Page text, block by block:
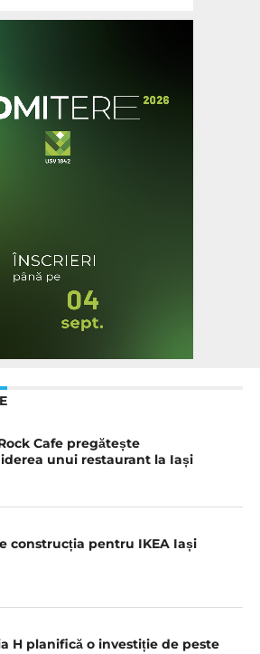
Cafe pregătește
unui restaurant la Iași
construcția pentru IKEA Iași
H planifică o investiție de peste